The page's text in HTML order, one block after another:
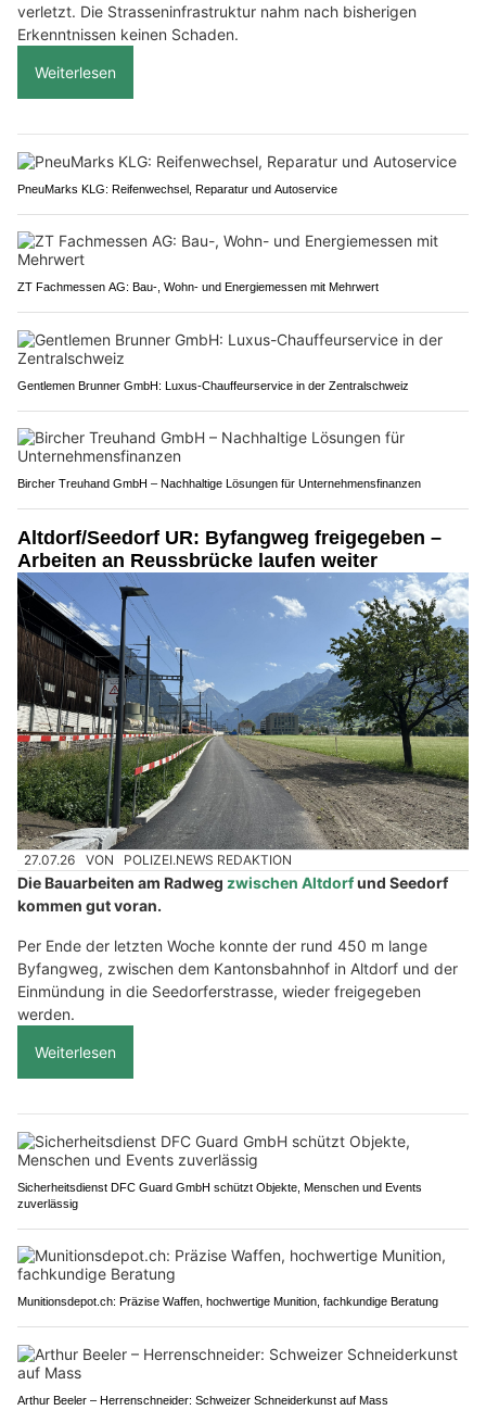
verletzt. Die Strasseninfrastruktur nahm nach bisherigen
Erkenntnissen keinen Schaden.
Weiterlesen
PneuMarks KLG: Reifenwechsel, Reparatur und Autoservice
ZT Fachmessen AG: Bau-, Wohn- und Energiemessen mit Mehrwert
Gentlemen Brunner GmbH: Luxus-Chauffeurservice in der Zentralschweiz
Bircher Treuhand GmbH – Nachhaltige Lösungen für Unternehmensfinanzen
Altdorf/Seedorf UR: Byfangweg freigegeben –
Arbeiten an Reussbrücke laufen weiter
27.07.26 VON POLIZEI.NEWS REDAKTION
Die Bauarbeiten am Radweg zwischen Altdorfund Seedorf
kommen gut voran.
Per Ende der letzten Woche konnte der rund 450 m lange
Byfangweg, zwischen dem Kantonsbahnhof in Altdorf und der
Einmündung in die Seedorferstrasse, wieder freigegeben
werden.
Weiterlesen
Sicherheitsdienst DFC Guard GmbH schützt Objekte, Menschen und Events
zuverlässig
Munitionsdepot.ch: Präzise Waffen, hochwertige Munition, fachkundige Beratung
Arthur Beeler – Herrenschneider: Schweizer Schneiderkunst auf Mass